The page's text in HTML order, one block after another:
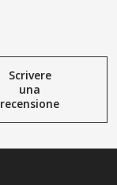
Scrivere
una
recensione